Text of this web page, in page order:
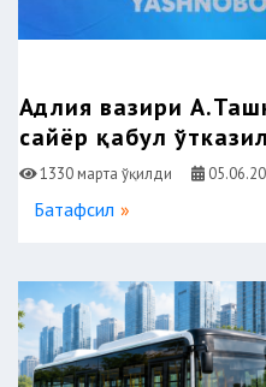
Адлия вазири
сайёр қабул
1330 марта ўқилди
Батафсил